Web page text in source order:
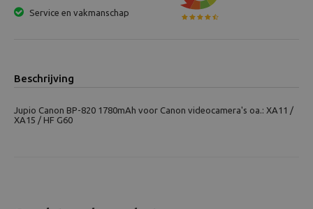
Service en vakmanschap
Beschrijving
Jupio Canon BP-820 1780mAh voor Canon videocamera's oa.: XA11 /
XA15 / HF G60